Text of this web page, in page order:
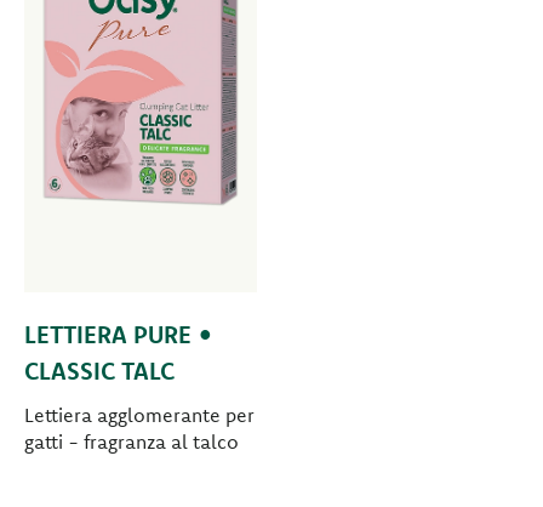
LETTIERA PURE •
CLASSIC TALC
Lettiera agglomerante per
gatti - fragranza al talco